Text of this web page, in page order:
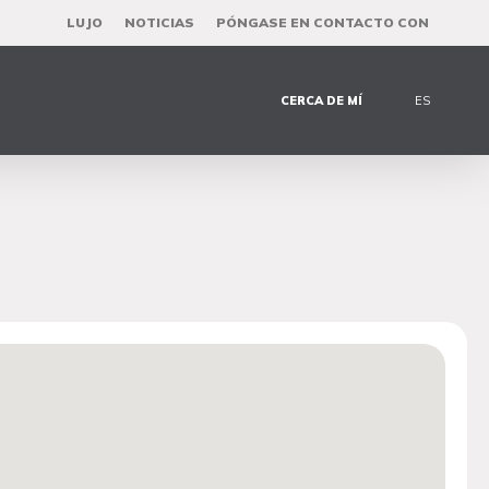
LUJO NOTICIAS PÓNGASE EN CONTACTO CON
CERCA DE MÍ ES